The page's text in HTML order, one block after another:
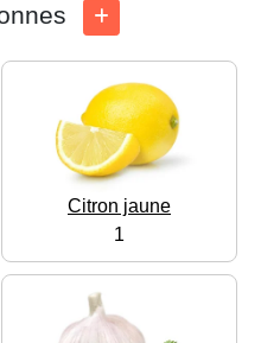
Citron jaune
1